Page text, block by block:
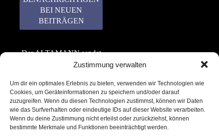
Zustimmung verwalten
Um dir ein optimales Erlebnis zu bieten, verwenden wir Technologien wie
Cookies, um Geräteinformationen zu speichern und/oder darauf
zuzugreifen. Wenn du diesen Technologien zustimmst, können wir Daten
wie das Surfverhalten oder eindeutige IDs auf dieser Website verarbeiten.
Wenn du deine Zustimmung nicht erteilst oder zurückziehst, können
bestimmte Merkmale und Funktionen beeinträchtigt werden.
Der ALTAMANN sendet
keinen Spam! Er gibt
weiter. Erfahre mehr in
unserer
Datenschutzerklärung.